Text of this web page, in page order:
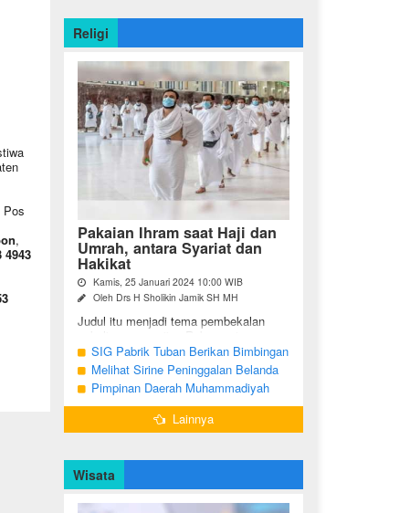
,
4943
Religi
Pakaian Ihram saat Haji dan
Umrah, antara Syariat dan
Hakikat
Kamis, 25 Januari 2024 10:00 WIB
Oleh Drs H Sholikin Jamik SH MH
Judul itu menjadi tema pembekalan
(24/01/2024) di Masjid Nabawi al
Munawaroh, Madinah, kepada jemaah
umrah dari ...
SIG Pabrik Tuban Berikan Bimbingan
Manasik Haji kepada CJH Kabupaten
Tuban
Melihat Sirine Peninggalan Belanda
Penanda Buka Puasa di Pendopo
Bupati Blora
Pimpinan Daerah Muhammadiyah
Bojonegoro Akan Gelar Salat
Iduladha 9 Juli 2022
Lainnya
Wisata